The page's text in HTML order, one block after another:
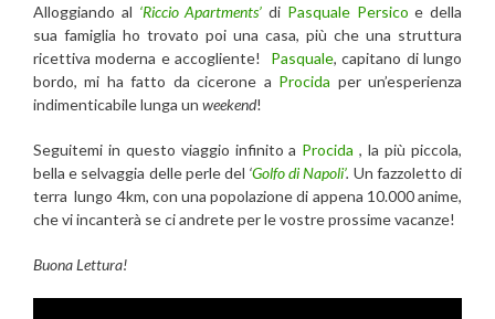
Alloggiando al ‘Riccio Apartments’ di Pasquale Persico e della
sua famiglia ho trovato poi una casa, più che una struttura
ricettiva moderna e accogliente! Pasquale, capitano di lungo
bordo, mi ha fatto da cicerone a Procida per un’esperienza
indimenticabile lunga un weekend!
Seguitemi in questo viaggio infinito a Procida , la più piccola,
bella e selvaggia delle perle del ‘Golfo di Napoli’. Un fazzoletto di
terra lungo 4km, con una popolazione di appena 10.000 anime,
che vi incanterà se ci andrete per le vostre prossime vacanze!
Buona Lettura!